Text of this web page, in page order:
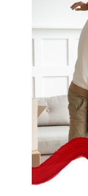
Ο κύκλος
και
δομημένη και
πραγματικά
ότι έχει
να έχει βίαιη
πρώτες 16 από
υπόλοιπες
έχει
προσωπικό που